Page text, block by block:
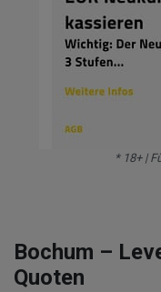
* 18+ |
Bochum –
Quoten